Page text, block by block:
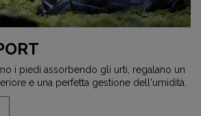
i piedi assorbendo gli urti, regalano un
e una perfetta gestione dell'umidità.